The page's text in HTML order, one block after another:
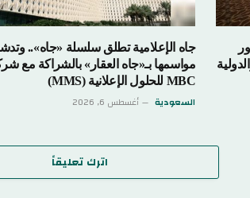
جاه الإعلامية تطلق سلسلة «جاه».. وتدشن أول
مواسمها بـ«جاه العقار» بالشراكة مع شركة
السعودية أغسطس 6, 2026
اترك تعليقاً